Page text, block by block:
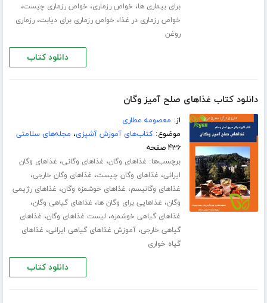
برای بیماری ها، خواص رزماری، خواص رزماری چیست،
خواص رزماری در غذا، خواص رزماری برای دیابت،رزماری
روغن
دانلود کتاب
دانلود کتاب غذاهای صلح آمیز وگان
از: معصومه عطاری
موضوع:کتاب‌های آموزش آشپزی، مجله‌های سلامتی
۴۳۶ صفحه
برچسب‌ها: غذاهای وگان، غذاهای وگانی، غذاهای وگان
ایرانی، غذاهای وگان چیست، غذاهای وگان خارجی،
غذاهای وگانیسم، غذاهای خوشمزه وگان، غذاهای رژیمی
وگان، غذاهایی برای وگان ها، غذاهای گیاهی وگان،
غذاهای گیاهی خوشمزه، لیست غذاهای وگان، غذاهای
گیاهی خارجی،آموزش غذاهای گیاهی ایرانی، غذاهای
گیاه خواری
دانلود کتاب